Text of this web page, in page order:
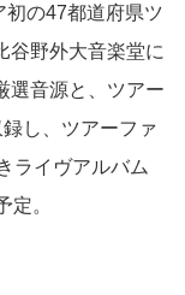
初の47都道府県ツ
谷野外大音楽堂に
選音源と、ツアー
し、ツアーファ
ライヴアルバム
定。